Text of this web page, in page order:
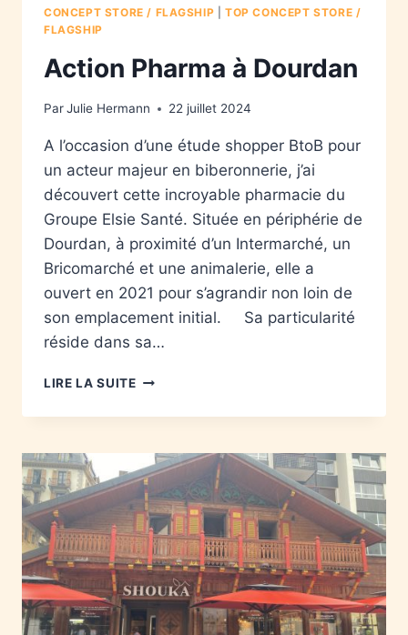
CONCEPT STORE / FLAGSHIP |TOP CONCEPT STORE /
FLAGSHIP
Action Pharma à Dourdan
ParJulie Hermann 22 juillet 2024
A l’occasion d’une étude shopper BtoB pour
un acteur majeur en biberonnerie, j’ai
découvert cette incroyable pharmacie du
Groupe Elsie Santé. Située en périphérie de
Dourdan, à proximité d’un Intermarché, un
Bricomarché et une animalerie, elle a
ouvert en 2021 pour s’agrandir non loin de
son emplacement initial. Sa particularité
réside dans sa…
LIRE LA SUITE